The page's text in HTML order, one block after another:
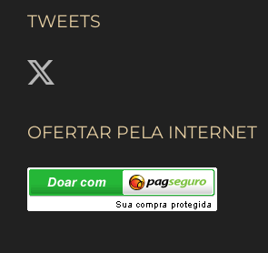
TWEETS
OFERTAR PELA INTERNET